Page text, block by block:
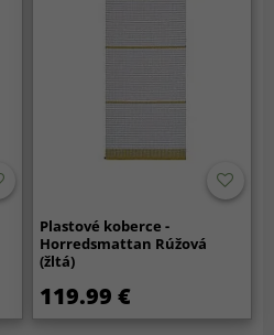
Plastové koberce -
Horredsmattan Rúžová
(žltá)
119.99 €